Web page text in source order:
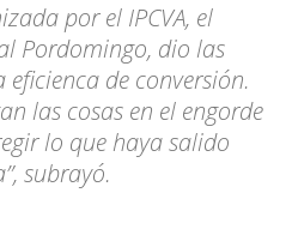
por el IPCVA, el
Pordomingo, dio las
de conversión.
las cosas en el engorde
lo que haya salido
subrayó.